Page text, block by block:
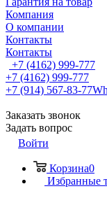
Компания
О компании
Контакты
Контакты
+7 (4162) 999-777
+7 (4162) 999-777
+7 (914) 567-83-77
Заказать звонок
Задать вопрос
Войти
Корзина0
Избранные